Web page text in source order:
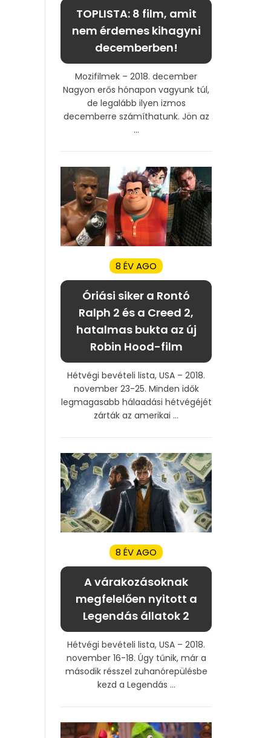
TOPLISTA: 8 film, amit
nem érdemes kihagyni
decemberben!
Mozifilmek – 2018. december
Nagyon erős hónapon vagyunk túl,
de legalább ilyen izmos
decemberre számíthatunk. Jön az
...
8 ÉV AGO
Óriási siker a Rontó
Ralph 2 és a Creed 2,
hatalmas bukta az új
Robin Hood-film
Hétvégi bevételi lista, USA – 2018.
november 23-25. Minden idők
legmagasabb hálaadási hétvégéjét
zárták az amerikai ...
8 ÉV AGO
A várakozásoknak
megfelelően nyitott a
Legendás állatok 2
Hétvégi bevételi lista, USA – 2018.
november 16-18. Úgy tűnik, már a
második résszel zuhanórepülésbe
kezd a Legendás ...